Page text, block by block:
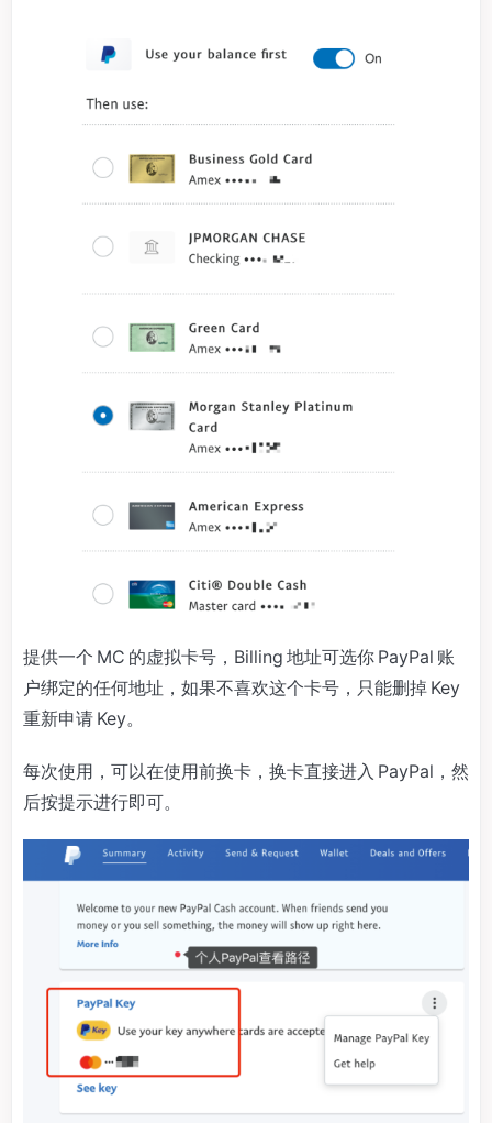
提供一个 MC 的虚拟卡号，Billing 地址可选你 PayPal 账
户绑定的任何地址，如果不喜欢这个卡号，只能删掉 Key
重新申请 Key。
每次使用，可以在使用前换卡，换卡直接进入 PayPal，然
后按提示进行即可。